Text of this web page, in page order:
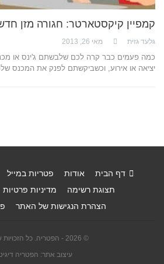
קמפיין קיקסטארטר: חגורה מזן
גלעד גזית מאי 26, 2013
כמה פעמים כבר קרה לכם שלבשתם ג'ינס או
יציאה או אירוע, וכשביקשתם לפנק את המכנס
דף הבית אודות פטריות במייל
תצוגת רשימה
מדיניות פרטיות
הצהרת הנגישות של האתר
© 2026 - הפטריה. כל הזכויות שמורות.
עיצוב אתר: הפטריה